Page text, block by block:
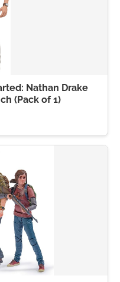
Nathan Drake
(Pack of 1)